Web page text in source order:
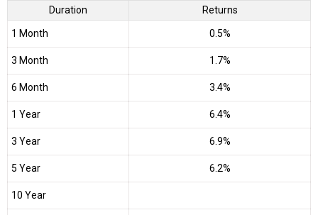
Duration Returns
1 Month 0.5%
3 Month 1.7%
6 Month 3.4%
1 Year 6.4%
3 Year 6.9%
5 Year 6.2%
10 Year